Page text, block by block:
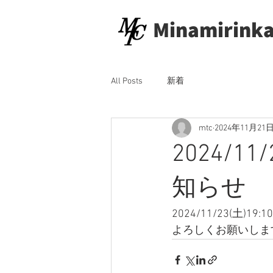
All Posts 新着
2024/
知らせ
mtc 2024年11月21
2024/11/23(土
よろしくお願いし